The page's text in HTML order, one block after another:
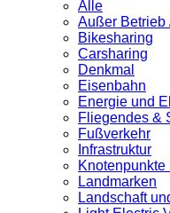
Alle
Außer Betrieb
Bikesharing
Carsharing
Denkmal
Eisenbahn
Energie und
Fliegendes &
Fußverkehr
Infrastruktur
Landmarken
Landschaft